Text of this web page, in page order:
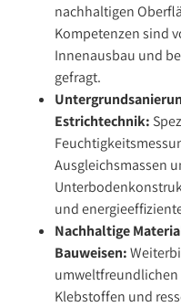
nachhaltigen
Kompetenzen sind
Innenausbau und
gefragt.
Estrichtechnik:
Ausgleichsmassen
und
Nachhaltige
Bauweisen:
umweltfreundlichen
Klebstoffen und